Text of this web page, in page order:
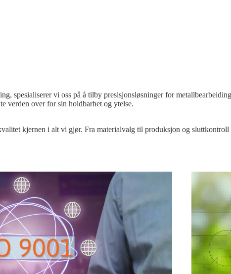
spesialiserer vi oss på å tilby presisjonsløsninger for
verden over for sin holdbarhet og ytelse.
kjernen i alt vi gjør. Fra materialvalg til produksjon og